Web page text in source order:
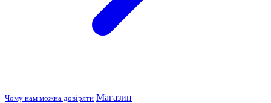
Чому нам можна довіряти Магазин